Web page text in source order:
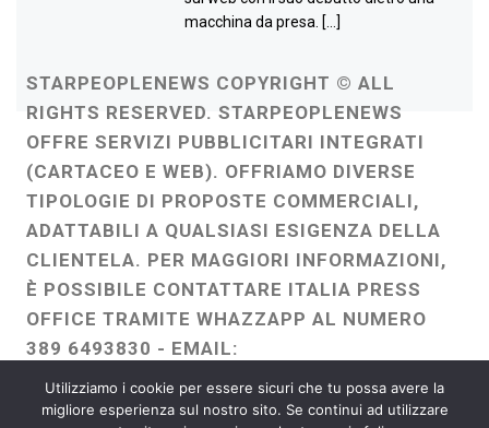
macchina da presa. […]
STARPEOPLENEWS COPYRIGHT © ALL
RIGHTS RESERVED. STARPEOPLENEWS
OFFRE SERVIZI PUBBLICITARI INTEGRATI
(CARTACEO E WEB). OFFRIAMO DIVERSE
TIPOLOGIE DI PROPOSTE COMMERCIALI,
ADATTABILI A QUALSIASI ESIGENZA DELLA
CLIENTELA. PER MAGGIORI INFORMAZIONI,
È POSSIBILE CONTATTARE ITALIA PRESS
OFFICE TRAMITE WHAZZAPP AL NUMERO
389 6493830 - EMAIL:
ITALIAPRESSOFFICE@GMAIL.COM
WEBMASTER :FRANCESCO GENTILE
Utilizziamo i cookie per essere sicuri che tu possa avere la
migliore esperienza sul nostro sito. Se continui ad utilizzare